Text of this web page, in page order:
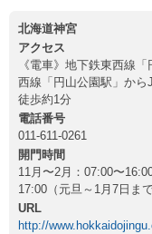
北海道神宮
アクセス
《電車》地下鉄東西線
西線「円山公園駅」から
徒歩約1分
電話番号
011-611-0261
開門時間
11月〜2月：07:00〜
17:00（元旦～1月7日ま
URL
http://